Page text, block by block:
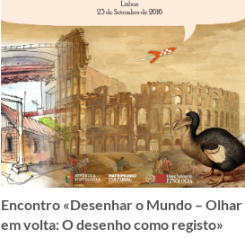
Encontro «Desenhar o Mundo – Olhar
em volta: O desenho como registo»